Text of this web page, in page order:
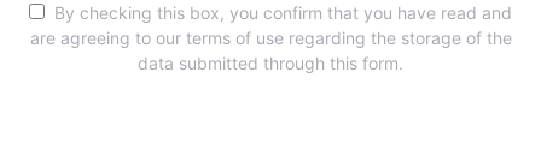
By checking this box, you confirm that you have read and
are agreeing to our terms of use regarding the storage of the
data submitted through this form.